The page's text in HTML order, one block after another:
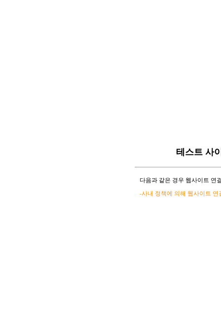
테스트 사
다음과 같은 경우 웹사이트 연
-사내 정책에 의해 웹사이트